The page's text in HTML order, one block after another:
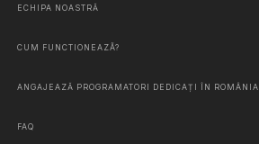
ECHIPA NOASTRĂ
CUM FUNCTIONEAZÃ?
ANGAJEAZĂ PROGRAMATORI DEDICAȚI ÎN ROMÂNIA
FAQ